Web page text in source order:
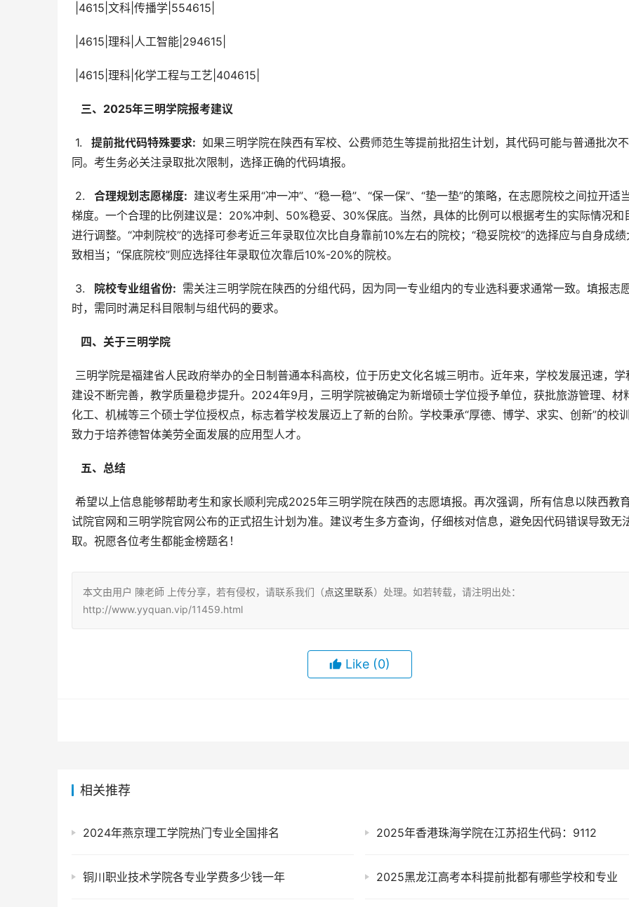
|4615|文科|传播学|554615|
|4615|理科|人工智能|294615|
|4615|理科|化学工程与工艺|404615|
  三、2025年三明学院报考建议
1.
  提前批代码特殊要求:
如果三明学院在陕西有军校、公费师范生等提前批招生计划，其代码可能与普通批次不
同。考生务必关注录取批次限制，选择正确的代码填报。
2.
  合理规划志愿梯度:
建议考生采用“冲一冲”、“稳一稳”、“保一保”、“垫一垫”的策略，在志愿院校之间拉开适
梯度。一个合理的比例建议是：20%冲刺、50%稳妥、30%保底。当然，具体的比例可以根据考生的实际情况和
进行调整。“冲刺院校”的选择可参考近三年录取位次比自身靠前10%左右的院校；“稳妥院校”的选择应与自身成绩
致相当；“保底院校”则应选择往年录取位次靠后10%-20%的院校。
3.
  院校专业组省份:
需关注三明学院在陕西的分组代码，因为同一专业组内的专业选科要求通常一致。填报志
时，需同时满足科目限制与组代码的要求。
  四、关于三明学院
建设不断完善，教学质量稳步提升。2024年9月，三明学院被确定为新增硕士学位授予单位，获批旅游管理、材
化工、机械等三个硕士学位授权点，标志着学校发展迈上了新的台阶。学校秉承“厚德、博学、求实、创新”的校训
致力于培养德智体美劳全面发展的应用型人才。
  五、总结
试院官网和三明学院官网公布的正式招生计划为准。建议考生多方查询，仔细核对信息，避免因代码错误导致无
取。祝愿各位考生都能金榜题名！
本文由用户 陳老師 上传分享，若有侵权，请联系我们（点这里联系）处理。如若转载，请注明出处：
http://www.yyquan.vip/11459.html
Like (0)
相关推荐
2024年燕京理工学院热门专业全国排名 2025年香港珠海学院在江苏招生代码：9112
铜川职业技术学院各专业学费多少钱一年 2025黑龙江高考本科提前批都有哪些学校和专业